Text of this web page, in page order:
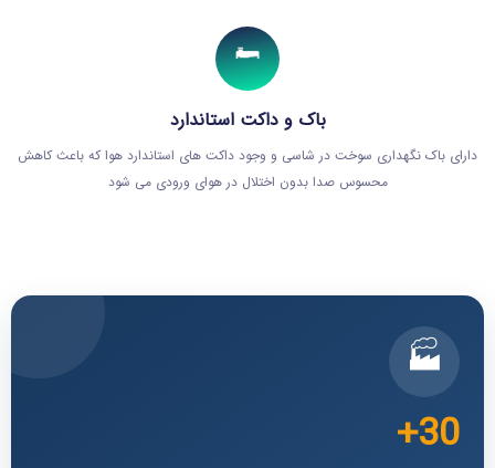
باک و داکت استاندارد
دارای باک نگهداری سوخت در شاسی و وجود داکت های استاندارد هوا که باعث کاهش
محسوس صدا بدون اختلال در هوای ورودی می شود
🏭
30+